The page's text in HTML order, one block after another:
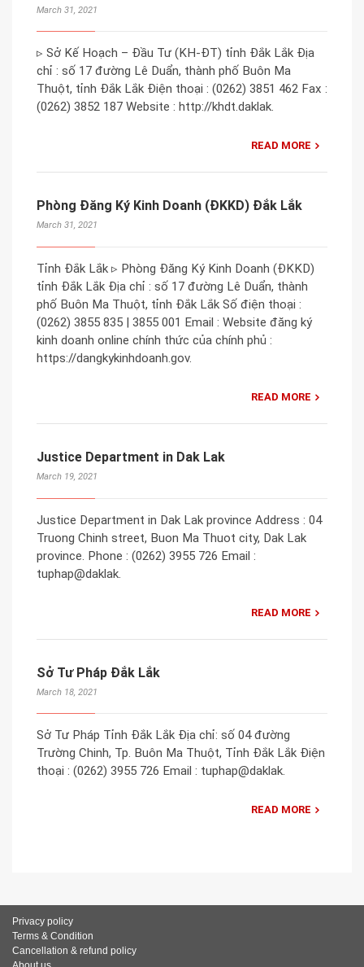
March 31, 2021
▹ Sở Kế Hoạch – Đầu Tư (KH-ĐT) tỉnh Đắk Lắk Địa
chỉ : số 17 đường Lê Duẩn, thành phố Buôn Ma
Thuột, tỉnh Đắk Lắk Điện thoại : (0262) 3851 462 Fax :
(0262) 3852 187 Website : http://khdt.daklak.
READ MORE
Phòng Đăng Ký Kinh Doanh (ĐKKD) Đắk Lắk
March 31, 2021
Tỉnh Đắk Lắk ▹ Phòng Đăng Ký Kinh Doanh (ĐKKD)
tỉnh Đắk Lắk Địa chỉ : số 17 đường Lê Duẩn, thành
phố Buôn Ma Thuột, tỉnh Đắk Lắk Số điện thoại :
(0262) 3855 835 | 3855 001 Email : Website đăng ký
kinh doanh online chính thức của chính phủ :
https://dangkykinhdoanh.gov.
READ MORE
Justice Department in Dak Lak
March 19, 2021
Justice Department in Dak Lak province Address : 04
Truong Chinh street, Buon Ma Thuot city, Dak Lak
province. Phone : (0262) 3955 726 Email :
tuphap@daklak.
READ MORE
Sở Tư Pháp Đắk Lắk
March 18, 2021
Sở Tư Pháp Tỉnh Đắk Lắk Địa chỉ: số 04 đường
Trường Chinh, Tp. Buôn Ma Thuột, Tỉnh Đắk Lắk Điện
thoại : (0262) 3955 726 Email : tuphap@daklak.
READ MORE
Privacy policy
Terms & Condition
Cancellation & refund policy